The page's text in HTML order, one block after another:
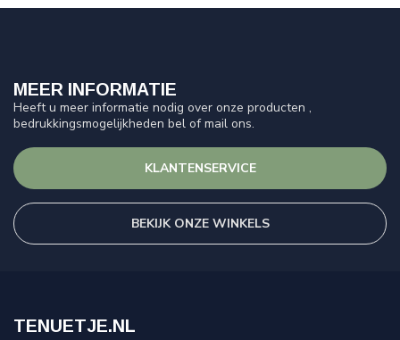
MEER INFORMATIE
Heeft u meer informatie nodig over onze producten ,
bedrukkingsmogelijkheden bel of mail ons.
KLANTENSERVICE
BEKIJK ONZE WINKELS
TENUETJE.NL